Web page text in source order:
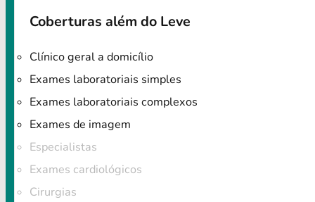
Coberturas além do Leve
Clínico geral a domicílio
Exames laboratoriais simples
Exames laboratoriais complexos
Exames de imagem
Especialistas
Exames cardiológicos
Cirurgias